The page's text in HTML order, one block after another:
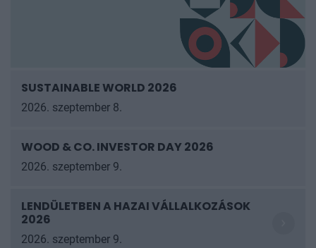
SUSTAINABLE WORLD 2026
2026. szeptember 8.
WOOD & CO. INVESTOR DAY 2026
2026. szeptember 9.
LENDÜLETBEN A HAZAI VÁLLALKOZÁSOK
2026
2026. szeptember 9.